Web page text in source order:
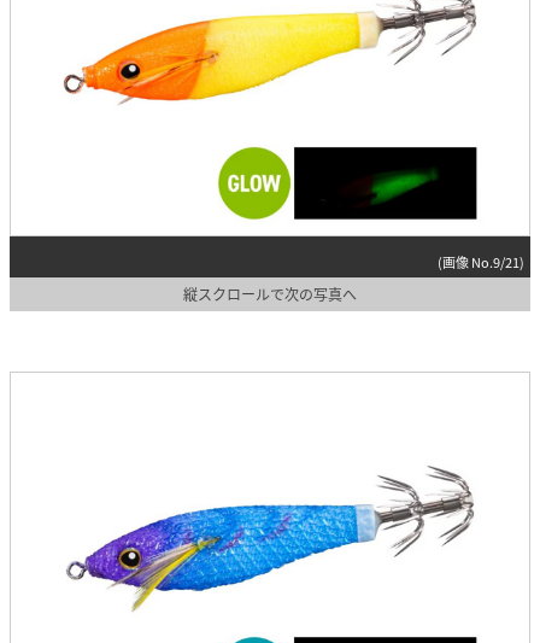
(画像 No.9/21)
縦スクロールで次の写真へ